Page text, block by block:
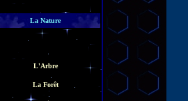
La Nature
L'Arbre
La Forêt